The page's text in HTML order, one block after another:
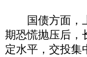
国债方面，上
期恐慌抛压后，
定水平，交投集